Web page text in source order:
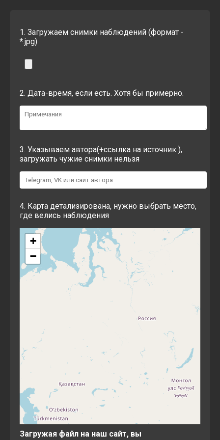
1. Загружаем снимки наблюдений (формат -
*.jpg)
2. Дата-время, если есть. Хотя бы примерно.
3. Указываем автора(+ссылка на источник ),
загружать чужие снимки нельзя
4. Карта детализирована, нужно выбрать место,
где велись наблюдения
+
−
Загружая файл на наш сайт, вы